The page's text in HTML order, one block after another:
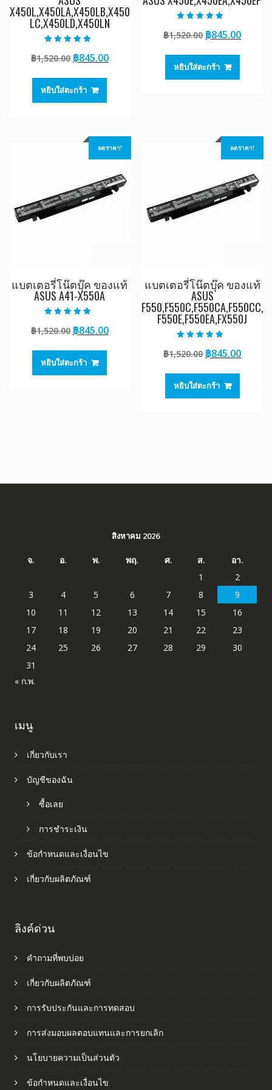
X450L,X450LA,X450LB,X450
LC,X450LD,X450LN
5.00
ตั้งแต่ 1-5
฿1,520.00 Original
was:
฿1,520.00.
฿845.00Current
หยิบใส่ตะกร้า
4.50
ตั้งแต่ 1-5
฿1,520.00 Original
was:
฿1,520.00.
฿845.00
หยิบใส่ตะกร้า
ลดราคา!
แบตเตอรี่โน๊ตบุ๊ค ของแท้
ASUS A41-X550A
5.00
ตั้งแต่ 1-5
฿1,520.00 Original
was:
฿1,520.00.
฿845.00Current
หยิบใส่ตะกร้า
ลดราคา!
แบตเตอรี่โน๊ตบุ๊ค ของแท้
ASUS
F550,F550C,F550CA,F550CC,
F550E,F550EA,FX550J
4.50
ตั้งแต่ 1-5
฿1,520.00 Original
was:
฿1,520.00.
฿845.00
หยิบใส่ตะกร้า
สิงหาคม 2026
จ. อ. พ. พฤ. ศ. ส.
อา.
1
2
3
4 5 6 7 8
9
10
11 12 13 14 15
16
17
18 19 20 21 22
23
24
25 26 27 28 29
30
31
« ก.พ.
เมนู
เกี่ยวกับเรา
บัญชีของฉัน
ซื้อเลย
การชำระเงิน
ข้อกำหนดและเงื่อนไข
เกี่ยวกับผลิตภัณฑ์
ลิงค์ด่วน
คำถามที่พบบ่อย
เกี่ยวกับผลิตภัณฑ์
การรับประกันและการทดสอบ
การส่งมอบผลตอบแทนและการยกเลิก
นโยบายความเป็นส่วนตัว
ข้อกำหนดและเงื่อนไข